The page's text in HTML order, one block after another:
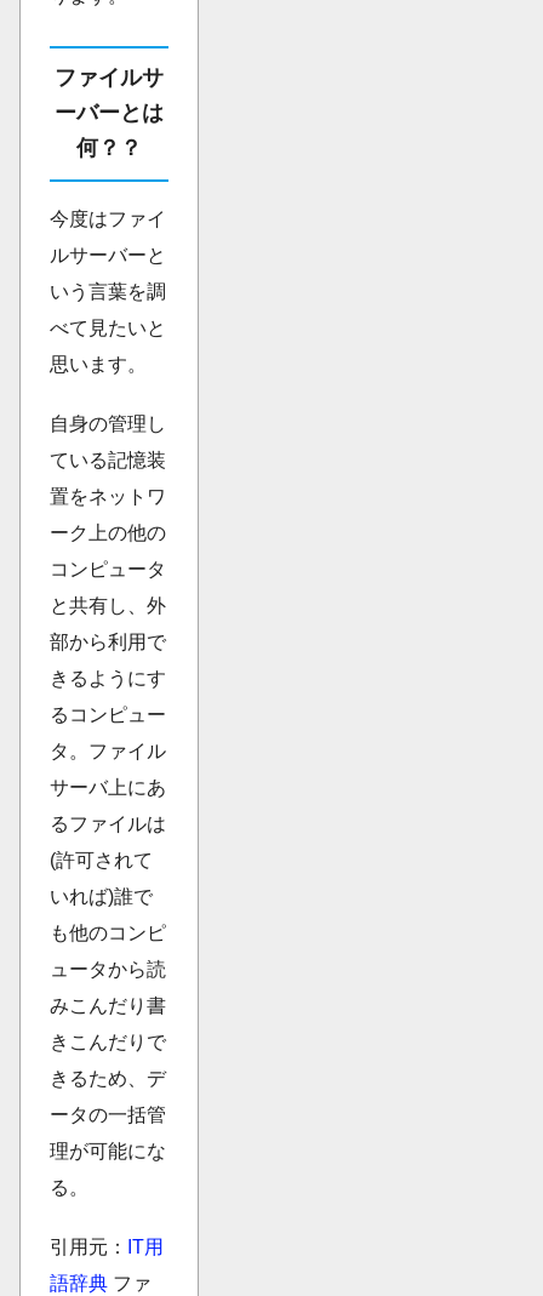
ファイルサ
ーバーとは
何？？
今度はファイ
ルサーバーと
いう言葉を調
べて見たいと
思います。
自身の管理し
ている記憶装
置をネットワ
ーク上の他の
コンピュータ
と共有し、外
部から利用で
きるようにす
るコンピュー
タ。ファイル
サーバ上にあ
るファイルは
(許可されて
いれば)誰で
も他のコンピ
ュータから読
みこんだり書
きこんだりで
きるため、デ
ータの一括管
理が可能にな
る。
引用元：
IT用
語辞典 ファ